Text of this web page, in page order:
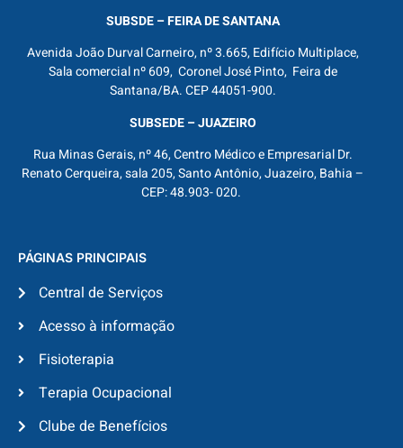
SUBSDE – FEIRA DE SANTANA
Avenida João Durval Carneiro, nº 3.665, Edifício Multiplace,
Sala comercial nº 609, Coronel José Pinto, Feira de
Santana/BA. CEP 44051-900.
SUBSEDE – JUAZEIRO
Rua Minas Gerais, nº 46, Centro Médico e Empresarial Dr.
Renato Cerqueira, sala 205, Santo Antônio, Juazeiro, Bahia –
CEP: 48.903- 020.
PÁGINAS PRINCIPAIS
Central de Serviços
Acesso à informação
Fisioterapia
Terapia Ocupacional
Clube de Benefícios